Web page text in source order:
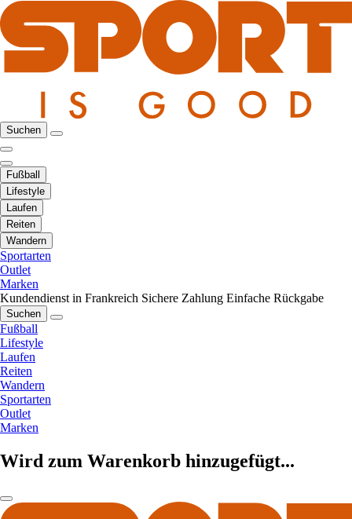
Suchen
Fußball
Lifestyle
Laufen
Reiten
Wandern
Sportarten
Outlet
Marken
Kundendienst in Frankreich Sichere Zahlung Einfache Rückgabe
Suchen
Fußball
Lifestyle
Laufen
Reiten
Wandern
Sportarten
Outlet
Marken
Wird zum Warenkorb hinzugefügt...